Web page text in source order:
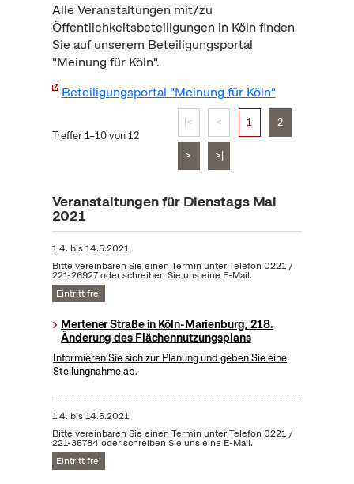
Alle Veranstaltungen mit/zu
Öffentlichkeitsbeteiligungen in Köln finden
Sie auf unserem Beteiligungsportal
"Meinung für Köln".
Beteiligungsportal "Meinung für Köln"
Treffer 1–10 von 12
|< < 1 2
> >|
Veranstaltungen für Dienstags Mai
2021
1.4. bis14.5.2021
Bitte vereinbaren Sie einen Termin unter Telefon 0221 /
221-26927 oder schreiben Sie uns eine E-Mail.
Eintritt frei
Mertener Straße in Köln-Marienburg, 218.
Änderung des Flächennutzungsplans
Informieren Sie sich zur Planung und geben Sie eine
Stellungnahme ab.
1.4. bis14.5.2021
Bitte vereinbaren Sie einen Termin unter Telefon 0221 /
221-35784 oder schreiben Sie uns eine E-Mail.
Eintritt frei